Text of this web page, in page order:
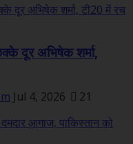
दूर अभिषेक शर्मा,
Jul 4, 2026 21